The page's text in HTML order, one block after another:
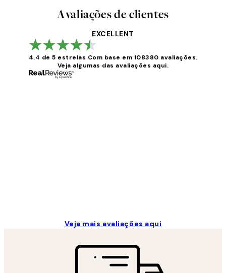
Avaliações de clientes
EXCELLENT
4.4 de 5 estrelas Com base em 108380 avaliações.
Veja algumas das avaliações aqui.
Veja mais avaliações aqui